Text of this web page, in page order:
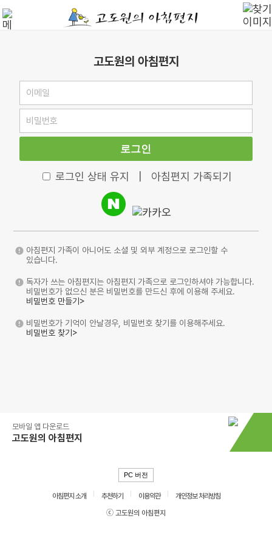
고도원의 아침편지
로그인
로그인 상태 유지 아침편지 가족되기
아침편지 가족이 아니어도 소셜 및 외부 계정으로 로그인할 수
있습니다.
독자가 쓰는 아침편지는 아침편지 가족으로 로그인하셔야 가능합니다.
비밀번호가 없으신 분은 비밀번호를 만드신 후에 이용해 주세요.
비밀번호 만들기>
비밀번호가 기억이 안날경우, 비밀번호 찾기를 이용해주세요.
비밀번호 찾기>
모바일 앱 다운로드
고도원의 아침편지
PC 버전
아침편지 소개 추천하기 이용약관
개인정보 처리방침
ⓒ 고도원의 아침편지